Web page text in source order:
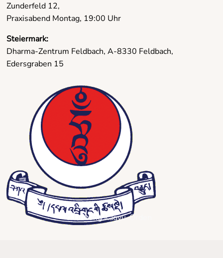
Zunderfeld 12,
Praxisabend Montag, 19:00 Uhr
Steiermark:
Dharma-Zentrum Feldbach, A-8330 Feldbach,
Edersgraben 15
© Drikung Kagyü-Orden